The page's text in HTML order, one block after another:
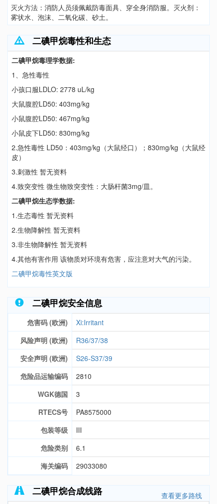
灭火方法：消防人员须佩戴防毒面具、穿全身消防服。灭火剂：
雾状水、泡沫、二氧化碳、砂土。
二碘甲烷毒性和生态
二碘甲烷毒理学数据:
1、急性毒性
小孩口服LDLO: 2778 uL/kg
大鼠腹腔LD50: 403mg/kg
小鼠腹腔LD50: 467mg/kg
小鼠皮下LD50: 830mg/kg
2.急性毒性 LD50：403mg/kg（大鼠经口）；830mg/kg（大鼠经
皮）
3.刺激性 暂无资料
4.致突变性 微生物致突变性：大肠杆菌3mg/皿。
二碘甲烷生态学数据:
1.生态毒性 暂无资料
2.生物降解性 暂无资料
3.非生物降解性 暂无资料
4.其他有害作用 该物质对环境有危害，应注意对大气的污染。
二碘甲烷毒性英文版
二碘甲烷安全信息
危害码 (欧洲)
Xi:Irritant
风险声明 (欧洲)
R36/37/38
安全声明 (欧洲)
S26-S37/39
危险品运输编码
2810
WGK德国
3
RTECS号
PA8575000
包装等级
III
危险类别
6.1
海关编码
29033080
二碘甲烷合成线路 查看更多路线